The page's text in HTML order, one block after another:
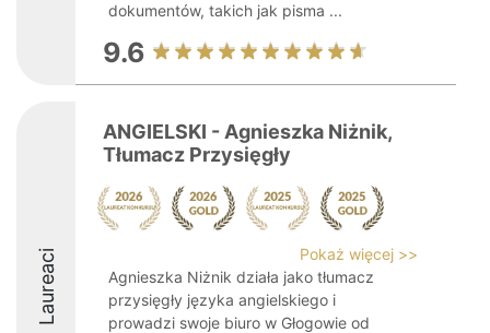
dokumentów, takich jak pisma ...
9.6
Laureaci
ANGIELSKI - Agnieszka Niżnik,
Tłumacz Przysięgły
Pokaż więcej >>
Agnieszka Niżnik działa jako tłumacz
przysięgły języka angielskiego i
prowadzi swoje biuro w Głogowie od